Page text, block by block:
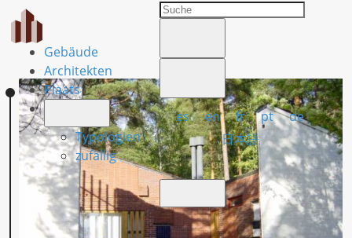
Gebäude
Architekten
Plaats
Typologien
zufällig
es en fr pt
de
日本語